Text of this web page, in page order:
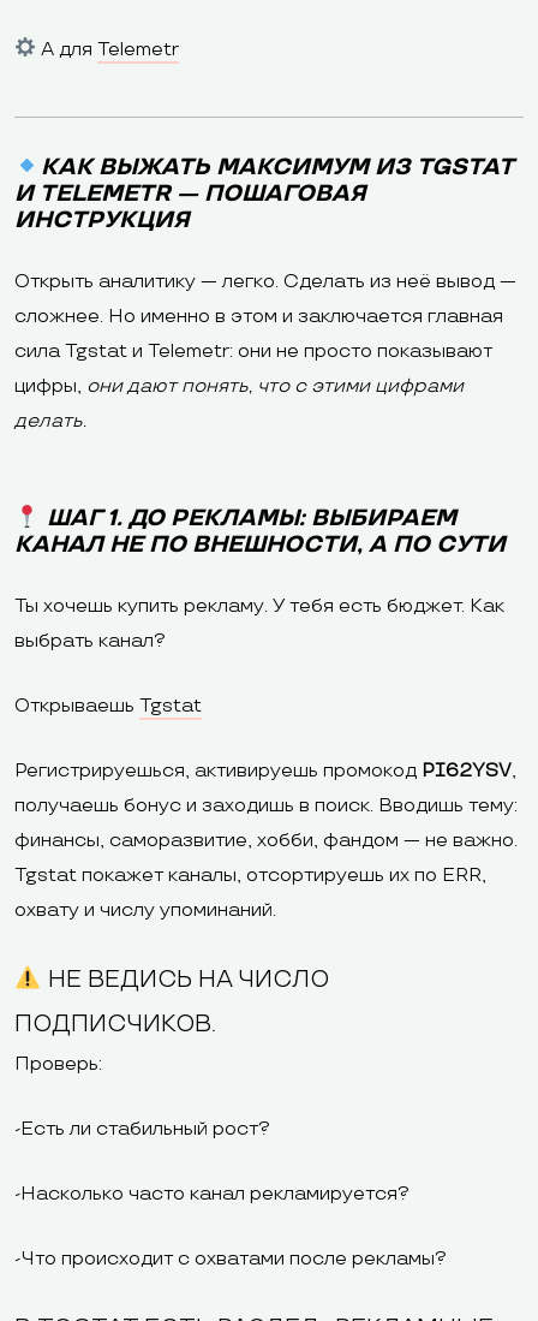
А дляTelemetr
КАК ВЫЖАТЬ МАКСИМУМ ИЗ TGSTAT
И TELEMETR — ПОШАГОВАЯ
ИНСТРУКЦИЯ
Открыть аналитику — легко. Сделать из неё вывод —
сложнее. Но именно в этом и заключается главная
сила Tgstat и Telemetr: они не просто показывают
цифры, они дают понять, что с этими цифрами
делать.
ШАГ 1. ДО РЕКЛАМЫ: ВЫБИРАЕМ
КАНАЛ НЕ ПО ВНЕШНОСТИ, А ПО СУТИ
Ты хочешь купить рекламу. У тебя есть бюджет. Как
выбрать канал?
Открываешь Tgstat
Регистрируешься, активируешь промокод PI62YSV,
получаешь бонус и заходишь в поиск. Вводишь тему:
финансы, саморазвитие, хобби, фандом — не важно.
Tgstat покажет каналы, отсортируешь их по ERR,
охвату и числу упоминаний.
НЕ ВЕДИСЬ НА ЧИСЛО
ПОДПИСЧИКОВ.
Проверь:
-Есть ли стабильный рост?
-Насколько часто канал рекламируется?
-Что происходит с охватами после рекламы?